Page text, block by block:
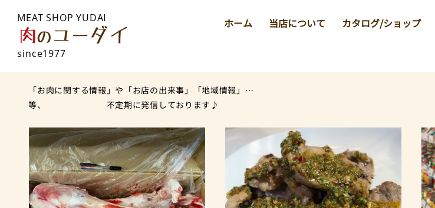
MEAT SHOP YUDAI
since1977
ホーム 当店について カタログ/ショップ
「お肉に関する情報」や「お店の出来事」「地域情報」…
等、 不定期に発信しております♪